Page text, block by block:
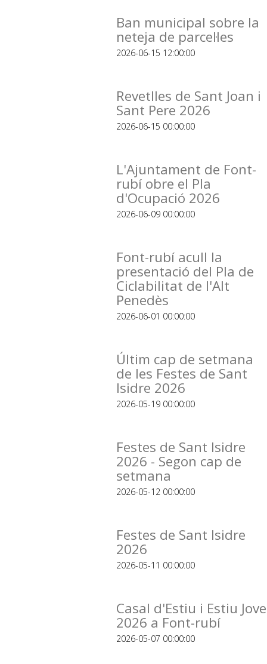
Ban municipal sobre la
neteja de parcel·les
2026-06-15 12:00:00
Revetlles de Sant Joan i
Sant Pere 2026
2026-06-15 00:00:00
L'Ajuntament de Font-
rubí obre el Pla
d'Ocupació 2026
2026-06-09 00:00:00
Font-rubí acull la
presentació del Pla de
Ciclabilitat de l'Alt
Penedès
2026-06-01 00:00:00
Últim cap de setmana
de les Festes de Sant
Isidre 2026
2026-05-19 00:00:00
Festes de Sant Isidre
2026 - Segon cap de
setmana
2026-05-12 00:00:00
Festes de Sant Isidre
2026
2026-05-11 00:00:00
Casal d'Estiu i Estiu Jove
2026 a Font-rubí
2026-05-07 00:00:00